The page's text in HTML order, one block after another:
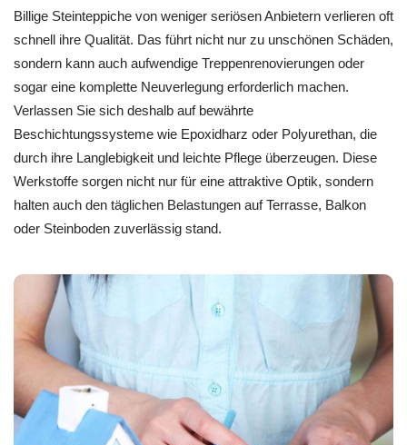
Billige Steinteppiche von weniger seriösen Anbietern verlieren oft
schnell ihre Qualität. Das führt nicht nur zu unschönen Schäden,
sondern kann auch aufwendige Treppenrenovierungen oder
sogar eine komplette Neuverlegung erforderlich machen.
Verlassen Sie sich deshalb auf bewährte
Beschichtungssysteme wie Epoxidharz oder Polyurethan, die
durch ihre Langlebigkeit und leichte Pflege überzeugen. Diese
Werkstoffe sorgen nicht nur für eine attraktive Optik, sondern
halten auch den täglichen Belastungen auf Terrasse, Balkon
oder Steinboden zuverlässig stand.